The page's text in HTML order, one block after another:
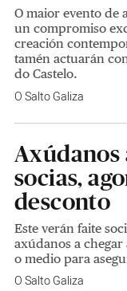
O maior evento de
un compromiso
creación
tamén actuarán
do Castelo.
O Salto Galiza
Axúdanos
socias,
desconto
Este verán faite
axúdanos a chegar
o medio para
O Salto Galiza